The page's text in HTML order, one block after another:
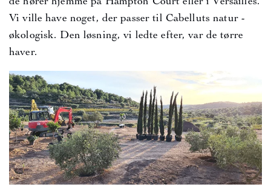
Vi ville have noget, der passer til Cabelluts natur -
økologisk. Den løsning, vi ledte efter, var de tørre
haver.